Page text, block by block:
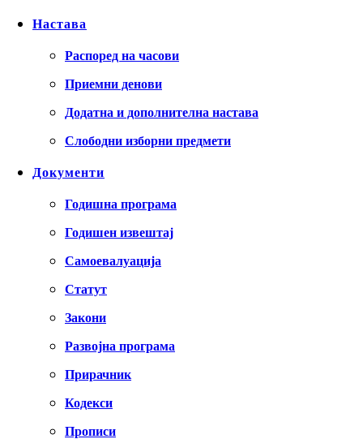
Настава
Распоред на часови
Приемни денови
Додатна и дополнителна настава
Слободни изборни предмети
Документи
Годишна програма
Годишен извештај
Самоевалуација
Статут
Закони
Развојна програма
Прирачник
Кодекси
Прописи